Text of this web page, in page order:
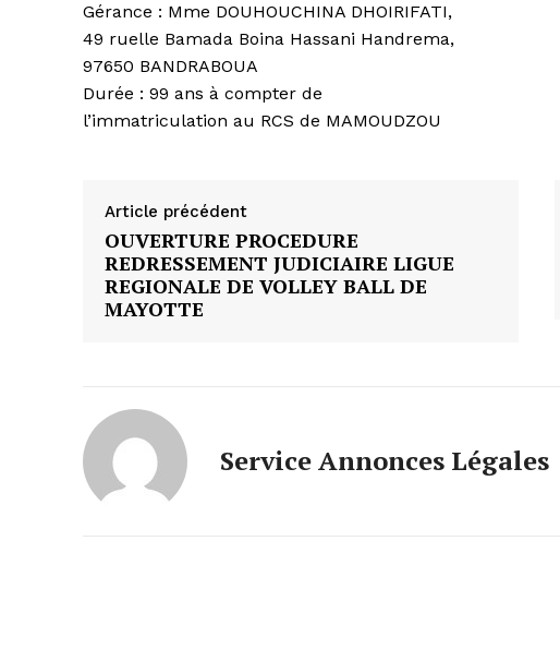
Gérance : Mme DOUHOUCHINA DHOIRIFATI,
49 ruelle Bamada Boina Hassani Handrema,
97650 BANDRABOUA
Durée : 99 ans à compter de
l’immatriculation au RCS de MAMOUDZOU
Article précédent
OUVERTURE PROCEDURE
REDRESSEMENT JUDICIAIRE LIGUE
REGIONALE DE VOLLEY BALL DE
MAYOTTE
Service Annonces Légales